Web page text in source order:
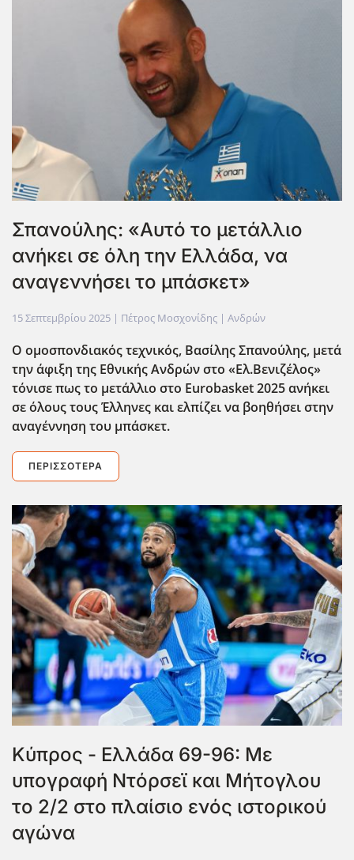
Σπανούλης: «Αυτό το μετάλλιο
ανήκει σε όλη την Ελλάδα, να
αναγεννήσει το μπάσκετ»
15 Σεπτεμβρίου 2025 | Πέτρος Μοσχονίδης | Ανδρών
Ο ομοσπονδιακός τεχνικός, Βασίλης Σπανούλης, μετά
την άφιξη της Εθνικής Ανδρών στο «Ελ.Βενιζέλος»
τόνισε πως το μετάλλιο στο Eurobasket 2025 ανήκει
σε όλους τους Έλληνες και ελπίζει να βοηθήσει στην
αναγέννηση του μπάσκετ.
ΠΕΡΙΣΣΌΤΕΡΑ
Κύπρος - Ελλάδα 69-96: Με
υπογραφή Ντόρσεϊ και Μήτογλου
το 2/2 στο πλαίσιο ενός ιστορικού
αγώνα